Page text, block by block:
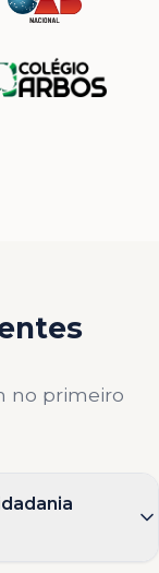
no primeiro